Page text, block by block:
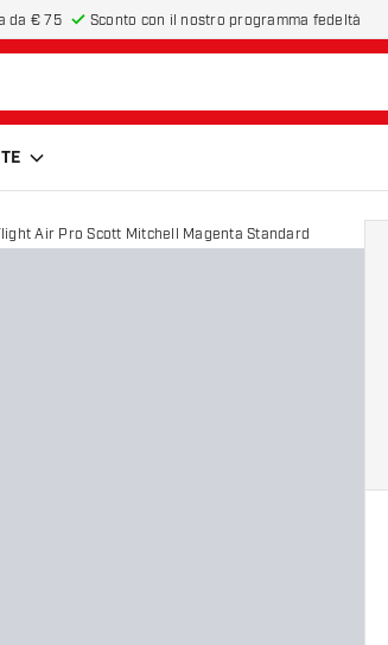
da € 75 Sconto con il nostro programma fedeltà
Air Pro Scott Mitchell Magenta Standard